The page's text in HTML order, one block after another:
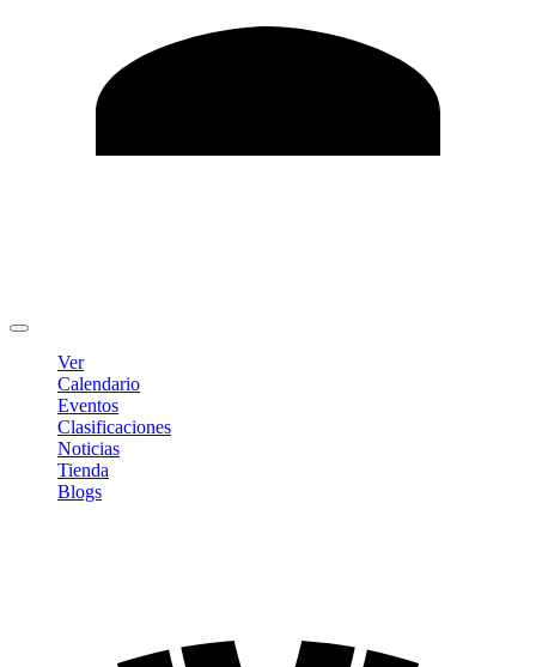
Ver
Calendario
Eventos
Clasificaciones
Noticias
Tienda
Blogs